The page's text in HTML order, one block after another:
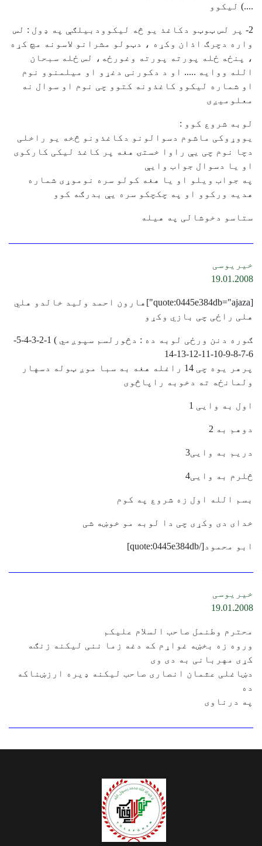
....) لیکوو
2- پر لس ټوټو دکاغذ ‌یو څه لیکوودبیلګې په ډول : لس
واره دچرګ اذان وکړه ، دټولو مشرانو لاسونه مچ کړه
، پنځه ځله پورته پورته وغورځه، لس ځله سبحان
الله ووایه ..... او د دکورنی دغړو او میلمنوو نوم
او شماره لیکوو کاغذونه کتوو چی نوم او سوال نه
معلومیږی
لوبه شروع کوو :
یووړوکی ماشوم دسوالونو دکاغذونو څخه یو راخلی
دچا نوم چی یې راوا خستۍ هغه پر کاغذ لیکی کارکوی
او یا دسوال جواب وایې
په جواب ویلو او یا هغه کولو سره نوموړی شماره
هدیه ورکوو او په چکچکو سره یې بدرګه کوو
ستاسو دخوشالی په هیله
خیریوسی
19.01.2008
[quote:0445e384db="ajaza"]هارون احمد ولید خالدو هلي
هلی راځی چی بازي وکړو
ګوره دنن ورځی لوبه ده : دڅورلسم سپوږمي ) 1-2-3-4-5-
6-7-8-9-10-11-12-13-14
پرهر یوه چی 14 راغله هغه به سبا موږ ټوله دسهار
ولمانځه ته دخوبه راپاڅوی
اول به وایی 1
دوهم به 2
دریم به وایی3
څلرم به وایی4
بسم الله اول زه شروع په کوم
خدای دی وکړی چی دا لوبه مو خوښه شی
ابو محمود[/quote:0445e384db]
خیریوسی
19.01.2008
محترم وطنمل صاحب السلام علیکم
وروه زه بخښه غواړم که دغه زما ننی لیکنه زنګه
کړی مهربانی به دی وی
دښاغلی عثمان انصاری صاحب لیکنه ډیره ارزښناکه
ده
په درناوی